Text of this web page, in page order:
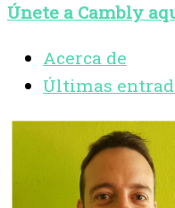
Únete a Cambly
Acerca de
Últimas